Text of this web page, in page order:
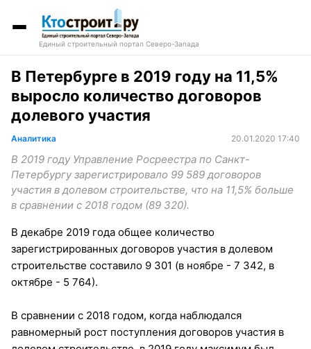
Единый строительный портал Северо-Запада
В Петербурге в 2019 году на 11,5%
выросло количество договоров
долевого участия
Аналитика 20.01.2020 17:40
В 2019 году Управление Росреестра по Санкт-
Петербургу зарегистрировало 99 589 договоров
участия в долевом строительстве, что на 11,5% больше
в сравнении с 2018 годом (89 320).
В декабре 2019 года общее количество
зарегистрированных договоров участия в долевом
строительстве составило 9 301 (в ноябре - 7 342, в
октябре - 5 764).
В сравнении с 2018 годом, когда наблюдался
равномерный рост поступления договоров участия в